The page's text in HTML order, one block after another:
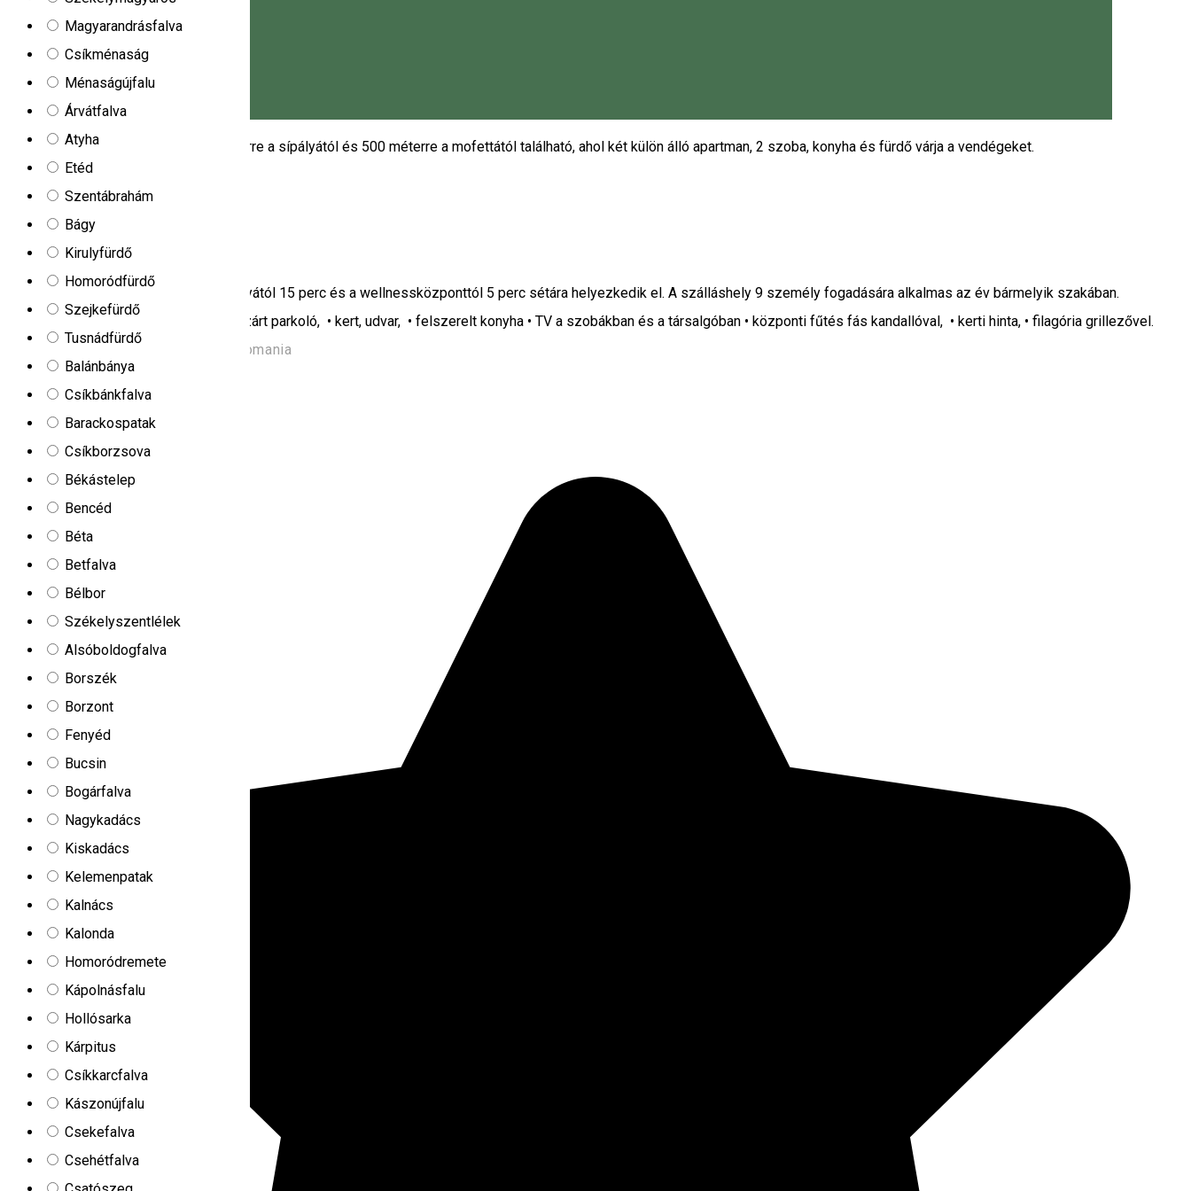
Magyar
Magyarandrásfalva
Csíkménaság
Ménaságújfalu
Árvátfalva
Atyha
Etéd
Szentábrahám
Bágy
Kirulyfürdő
Homoródfürdő
Szejkefürdő
Tusnádfürdő
Balánbánya
Csíkbánkfalva
Barackospatak
Csíkborzsova
Békástelep
Bencéd
Béta
Betfalva
Bélbor
Székelyszentlélek
Alsóboldogfalva
Borszék
Borzont
Fenyéd
Bucsin
Bogárfalva
Nagykadács
Kiskadács
Kelemenpatak
Kalnács
Kalonda
Homoródremete
Kápolnásfalu
Hollósarka
Kárpitus
Csíkkarcfalva
Kászonújfalu
Csekefalva
Csehétfalva
Miercurea Ciuc, Romania
Apartman
Ildis apartmanok
A szálláshely Hargitafürdőn, 200 méterre a sípályától és 500 méterre a mofettától található, ahol két külön álló apartman, 2 szoba, konyha és fürdő várja a vendégeket.
Harghita-Băi 26/A
Apartman
Mirtur apartmanok
A Mirtur Kulcsosház Parajdon, a Sóbányától 15 perc és a wellnessközponttól 5 perc sétára helyezkedik el. A szálláshely 9 személy fogadására alkalmas az év bármelyik szakában.
Szolgáltatások: • iIngyenes internet, • zárt parkoló, • kert, udvar, • felszerelt konyha • TV a szobákban és a társalgóban • központi fűtés fás kandallóval, • kerti hinta, • filagória grillezővel.
Strada Minei 89/A, Praid 537240, Romania
Sanderson Apartments